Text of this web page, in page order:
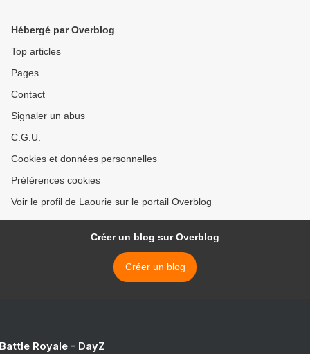
Hébergé par Overblog
Top articles
Pages
Contact
Signaler un abus
C.G.U.
Cookies et données personnelles
Préférences cookies
Voir le profil de Laourie sur le portail Overblog
Créer un blog sur Overblog
Créer un blog
Royale - DayZ